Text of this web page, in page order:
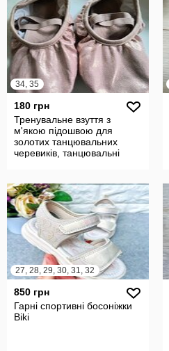
34, 35
180 грн
Тренувальне взуття з
м'якою підошвою для
золотих танцювальних
черевиків, танцювальні
27, 28, 29, 30, 31, 32
850 грн
Гарні спортивні босоніжки
Biki